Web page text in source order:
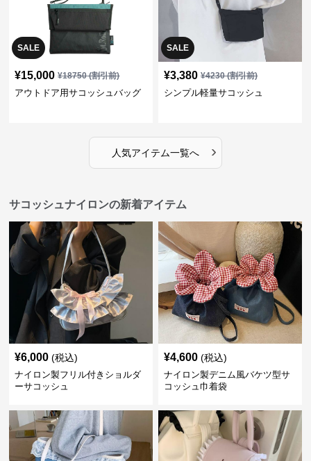
SALE
¥15,000 ¥18750(割引前)
アウトドア用サコッシュバッグ
SALE
¥3,380 ¥4230(割引前)
シンプル軽量サコッシュ
人気アイテム一覧へ ›
サコッシュナイロンの新着アイテム
¥6,000 (税込)
ナイロン製フリル付きショルダ
ーサコッシュ
¥4,600 (税込)
ナイロン製デニム風バケツ型サ
コッシュ巾着袋